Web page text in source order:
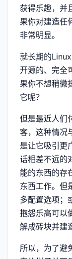
获得乐趣，并
果你对建造任
非常明显。
就长期的
开源的、完全
果你不想稍微
它呢？
但是最近人们
客，这种情况
是让它吸引更
话相差不远的
能的东西的存
东西工作。但
多配置选项；
抱怨乐高可以
解成砖块并建
所以，为了避